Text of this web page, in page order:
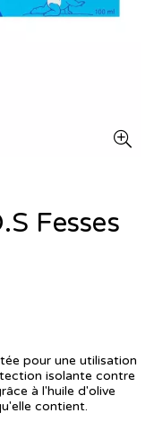
Fesses
pour une utilisation
isolante contre
à l'huile d'olive
contient.